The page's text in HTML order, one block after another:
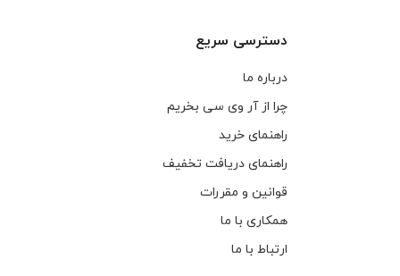
دسترسی سریع
درباره ما
چرا از آر وی سی بخریم
راهنمای خرید
راهنمای دریافت تخفیف
قوانین و مقررات
همکاری با ما
ارتباط با ما